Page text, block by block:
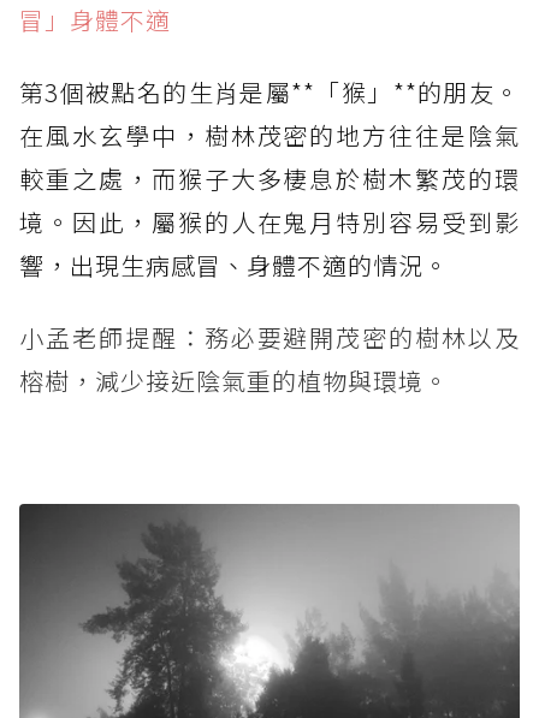
冒」身體不適
第3個被點名的生肖是屬**「猴」**的朋友。
在風水玄學中，樹林茂密的地方往往是陰氣
較重之處，而猴子大多棲息於樹木繁茂的環
境。因此，屬猴的人在鬼月特別容易受到影
響，出現生病感冒、身體不適的情況。
小孟老師提醒：務必要避開茂密的樹林以及
榕樹，減少接近陰氣重的植物與環境。